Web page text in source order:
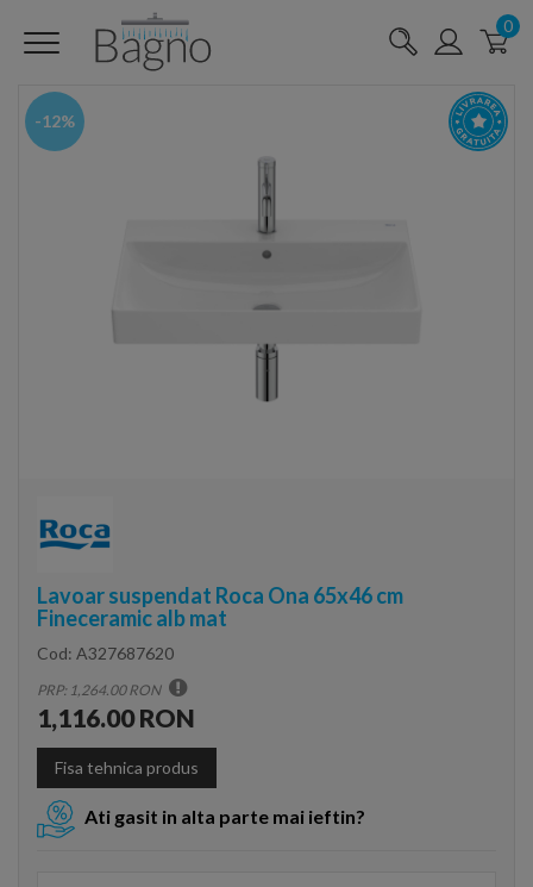
0
-12%
Lavoar suspendat Roca Ona 65x46 cm
Fineceramic alb mat
Cod: A327687620
PRP: 1,264.00 RON
1,116.00 RON
Fisa tehnica produs
Ati gasit in alta parte mai ieftin?